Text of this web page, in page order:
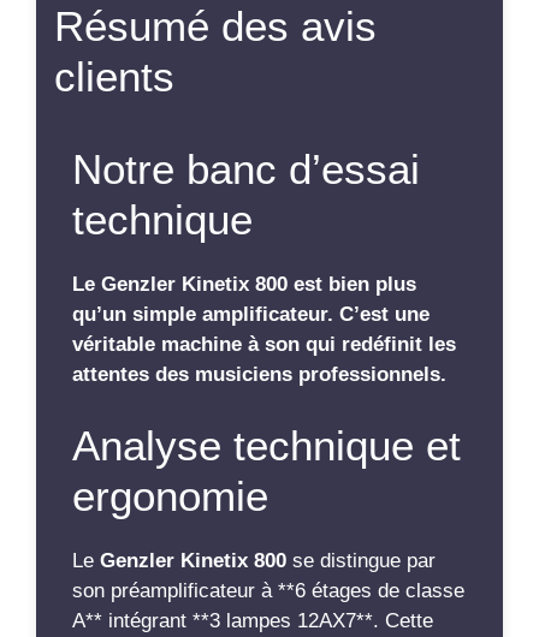
Résumé des avis
clients
Notre banc d’essai
technique
Le Genzler Kinetix 800 est bien plus
qu’un simple amplificateur. C’est une
véritable machine à son qui redéfinit les
attentes des musiciens professionnels.
Analyse technique et
ergonomie
Le Genzler Kinetix 800 se distingue par
son préamplificateur à **6 étages de classe
A** intégrant **3 lampes 12AX7**. Cette